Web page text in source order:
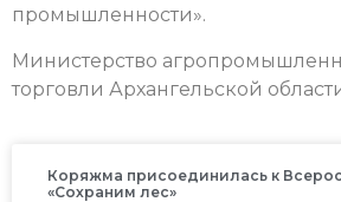
промышленности».
Министерство
торговли Архангельской
Коряжма присоединилась к
«Сохраним лес»